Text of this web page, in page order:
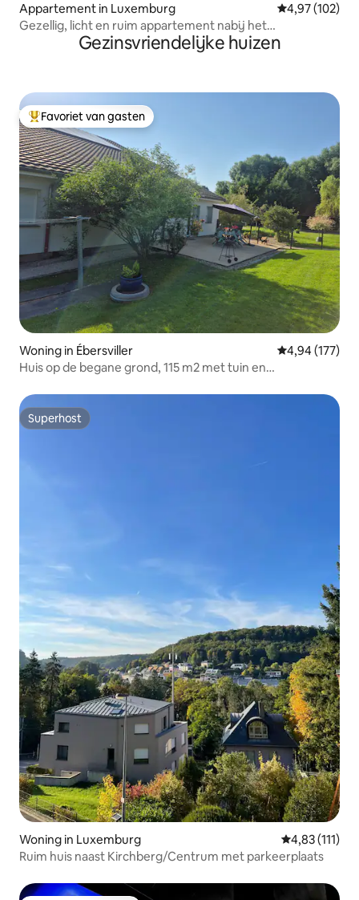
Appartement in Luxemburg Gemiddelde
4,97 (102)
Gezellig, licht en ruim appartement nabij het
stadscentrumGezinsvriendelijke huizen
Topfavoriet van gasten
Favoriet van gasten
Woning in Ébersviller Gemiddelde
4,94 (177)
Huis op de begane grond, 115 m2 met tuin en
Superhost
Superhost
Woning in Luxemburg Gemiddelde
4,83 (111)
Ruim huis naast Kirchberg/Centrum met parkeerplaats